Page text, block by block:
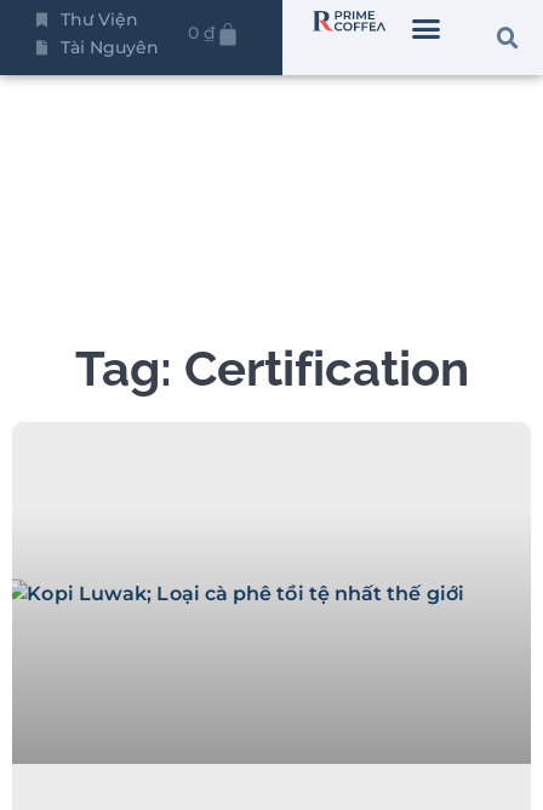
Thư Viện
Tài Nguyên
0 ₫
Tag: Certification